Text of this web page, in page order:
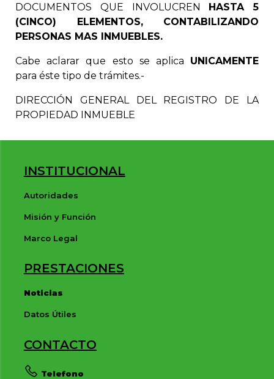
DOCUMENTOS QUE INVOLUCREN HASTA 5
(CINCO) ELEMENTOS, CONTABILIZANDO
PERSONAS MAS INMUEBLES.
Cabe aclarar que esto se aplica UNICAMENTE
para éste tipo de trámites.-
DIRECCIÓN GENERAL DEL REGISTRO DE LA
PROPIEDAD INMUEBLE
INSTITUCIONAL
Autoridades
Misión y Función
Marco Legal
PRESTACIONES
Noticias
Datos Útiles
CONTACTO
Telefono